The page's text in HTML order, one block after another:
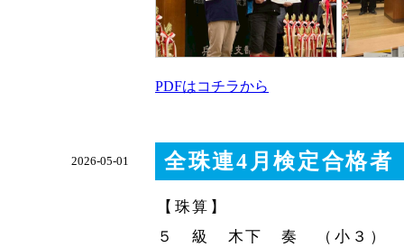
PDFはコチラから
2026-05-01 全珠連4月検定合格者
【珠算】
５ 級 木下 奏 （小３）